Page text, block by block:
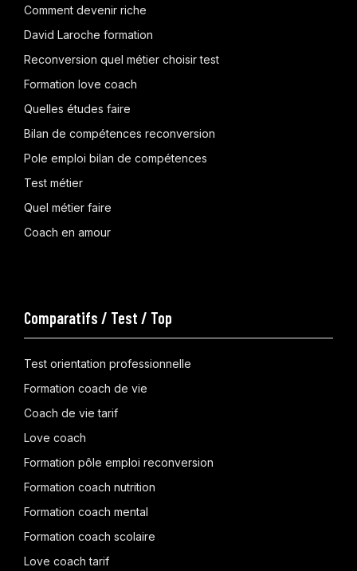
Comment devenir riche
David Laroche formation
Reconversion quel métier choisir test
Formation love coach
Quelles études faire
Bilan de compétences reconversion
Pole emploi bilan de compétences
Test métier
Quel métier faire
Coach en amour
Comparatifs / Test / Top
Test orientation professionnelle
Formation coach de vie
Coach de vie tarif
Love coach
Formation pôle emploi reconversion
Formation coach nutrition
Formation coach mental
Formation coach scolaire
Love coach tarif